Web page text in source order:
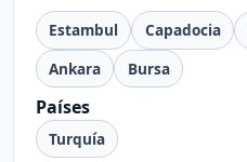
Estambul Capadocia
Ankara
Bursa
Países
Turquía